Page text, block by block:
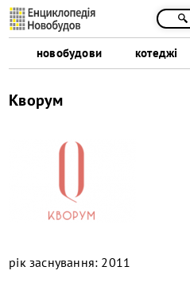
новобудови котеджі
Кворум
рік заснування: 2011